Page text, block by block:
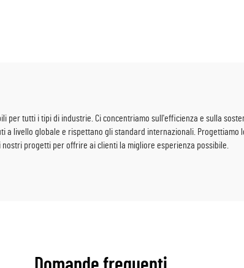
per tutti i tipi di industrie. Ci concentriamo sull'efficienza e sulla
livello globale e rispettano gli standard internazionali.
progetti per offrire ai clienti la migliore esperienza possibile.